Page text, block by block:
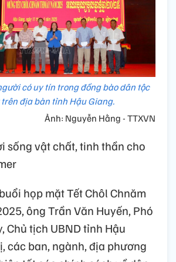
có uy tín trong đồng bào dân tộc
địa bàn tỉnh Hậu Giang.
Ảnh: Nguyễn Hằng - TTXVN
sống vật chất, tinh thần cho
họp mặt Tết Chôl Chnăm
ông Trần Văn Huyến, Phó
Chủ tịch UBND tỉnh Hậu
các ban, ngành, địa phương